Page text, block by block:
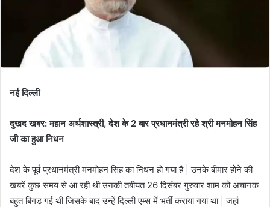
नई दिल्ली
दुखद खबर: महान अर्थशास्त्री, देश के 2 बार प्रधानमंत्री रहे श्री मनमोहन सिंह
जी का हुआ निधन
देश के पूर्व प्रधानमंत्री मनमोहन सिंह का निधन हो गया है | उनके बीमार होने की
खबरें कुछ समय से आ रही थी उनकी तबीयत 26 दिसंबर गुरुवार शाम को अचानक
बहुत बिगड़ गई थी जिसके बाद उन्हें दिल्ली एम्स में भर्ती कराया गया था | जहां